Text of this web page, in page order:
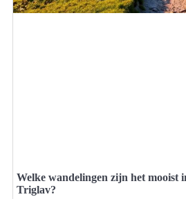
Welke wandelingen zijn het mooist
Triglav?